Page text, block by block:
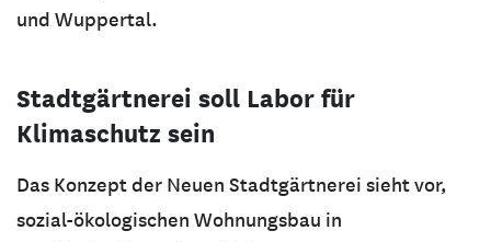
und Wuppertal.
Stadtgärtnerei soll Labor für
Klimaschutz sein
Das Konzept der Neuen Stadtgärtnerei sieht vor,
sozial-ökologischen Wohnungsbau in